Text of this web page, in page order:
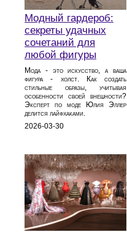
Модный гардероб:
секреты удачных
сочетаний для
любой фигуры
Мода - это искусство, а ваша
фигура - холст. Как создать
стильные образы, учитывая
особенности своей внешности?
Эксперт по моде Юлия Эллер
делится лайфхаками.
2026-03-30